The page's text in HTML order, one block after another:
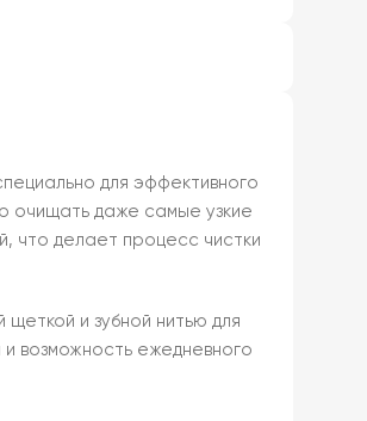
для эффективного
очищать даже самые узкие
что делает процесс чистки
и зубной нитью для
возможность ежедневного